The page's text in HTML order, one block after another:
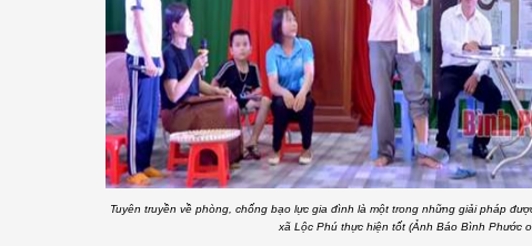
Tuyên truyền về phòng, chống bạo lực gia đình là một trong những giải pháp
xã Lộc Phú thực hiện tốt (Ảnh Báo Bình Phước